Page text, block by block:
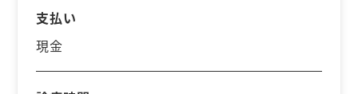
支払い
現金